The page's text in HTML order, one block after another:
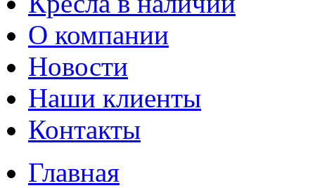
О компании
Новости
Наши клиенты
Контакты
Главная